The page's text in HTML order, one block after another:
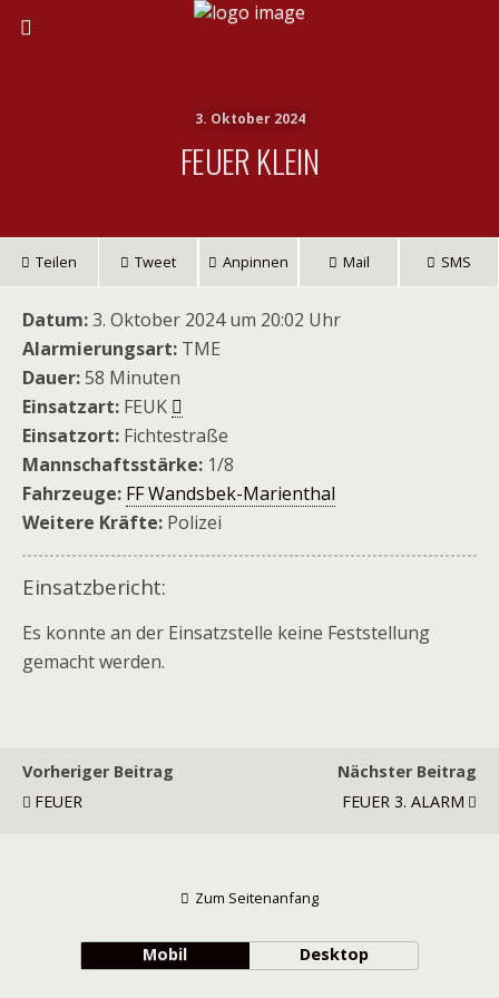
3. Oktober 2024
FEUER KLEIN
Teilen Tweet Anpinnen Mail SMS
Datum:3. Oktober 2024 um 20:02 Uhr
Alarmierungsart: TME
Dauer:58 Minuten
Einsatzart: FEUK
Einsatzort: Fichtestraße
Mannschaftsstärke: 1/8
Fahrzeuge: FF Wandsbek-Marienthal
Weitere Kräfte: Polizei
Einsatzbericht:
Es konnte an der Einsatzstelle keine Feststellung
gemacht werden.
Vorheriger Beitrag
FEUER
Nächster Beitrag
FEUER 3. ALARM
Zum Seitenanfang
Mobil Desktop